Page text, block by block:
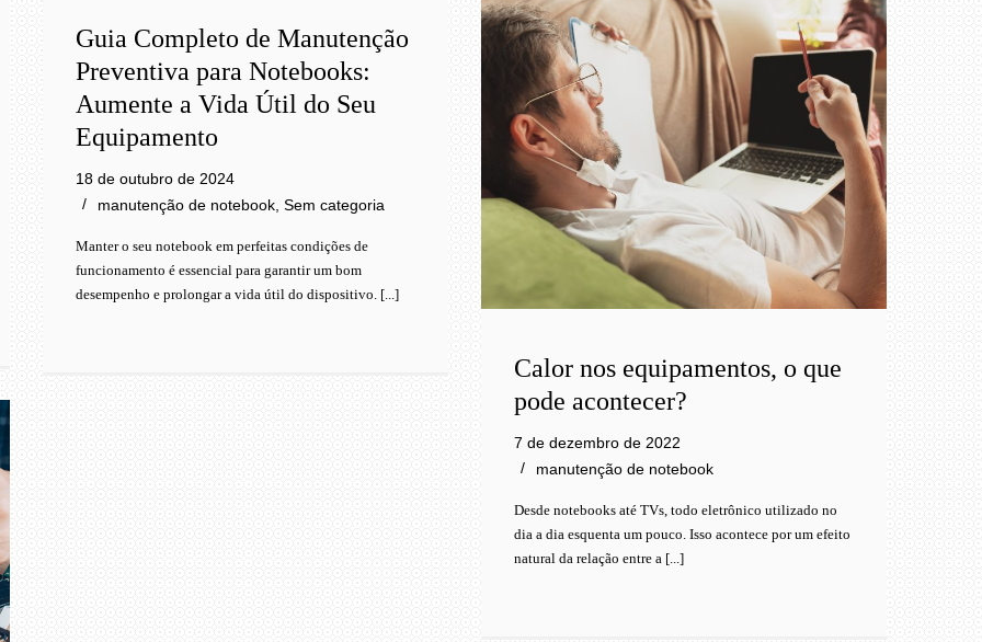
Guia Completo de Manutenção
Preventiva para Notebooks:
Aumente a Vida Útil do Seu
Equipamento
18 de outubro de 2024
manutenção de notebook Sem categoria
Manter o seu notebook em perfeitas condições de
funcionamento é essencial para garantir um bom
desempenho e prolongar a vida útil do dispositivo. [...]
Calor nos equipamentos, o que
pode acontecer?
7 de dezembro de 2022
manutenção de notebook
Desde notebooks até TVs, todo eletrônico utilizado no
dia a dia esquenta um pouco. Isso acontece por um efeito
natural da relação entre a [...]